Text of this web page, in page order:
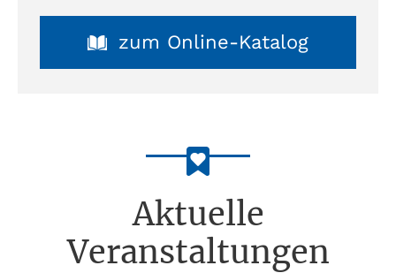
zum Online-Katalog
Aktuelle
Veranstaltungen